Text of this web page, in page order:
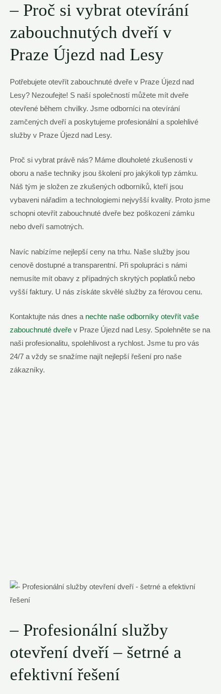
– Proč si vybrat otevírání
zabouchnutých dveří v
Praze Újezd nad Lesy
Potřebujete otevřít zabouchnuté dveře v Praze Újezd nad
Lesy? Nezoufejte! S naší společností můžete mít dveře
otevřené během chvilky. Jsme odborníci na otevírání
zamčených dveří a poskytujeme profesionální a spolehlivé
služby v Praze Újezd nad Lesy.
Proč si vybrat právě nás? Máme dlouholeté zkušenosti v
oboru a naše techniky jsou školení pro jakýkoli typ zámku.
Náš tým je složen ze zkušených odborníků, kteří jsou
vybaveni nářadím a technologiemi nejvyšší kvality. Proto jsme
schopni otevřít zabouchnuté dveře bez poškození zámku
nebo dveří samotných.
Navíc nabízíme nejlepší ceny na trhu. Naše služby jsou
cenově dostupné a transparentní. Při spolupráci s námi
nemusíte mít obavy z případných skrytých poplatků nebo
vyšší faktury. U nás získáte skvělé služby za férovou cenu.
Kontaktujte nás dnes a nechte naše odborníky otevřít vaše
zabouchnuté dveře v Praze Újezd nad Lesy. Spolehněte se na
naši profesionalitu, spolehlivost a rychlost. Jsme tu pro vás
24/7 a vždy se snažíme najít nejlepší řešení pro naše
zákazníky.
– Profesionální služby
otevření dveří – šetrné a
efektivní řešení